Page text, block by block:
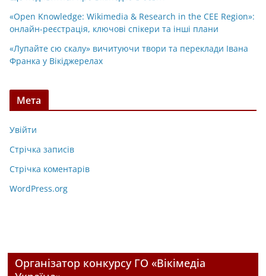
«Open Knowledge: Wikimedia & Research in the CEE Region»:
онлайн-реєстрація, ключові спікери та інші плани
«Лупайте сю скалу» вичитуючи твори та переклади Івана
Франка у Вікіджерелах
Мета
Увійти
Стрічка записів
Стрічка коментарів
WordPress.org
Організатор конкурсу ГО «Вікімедіа